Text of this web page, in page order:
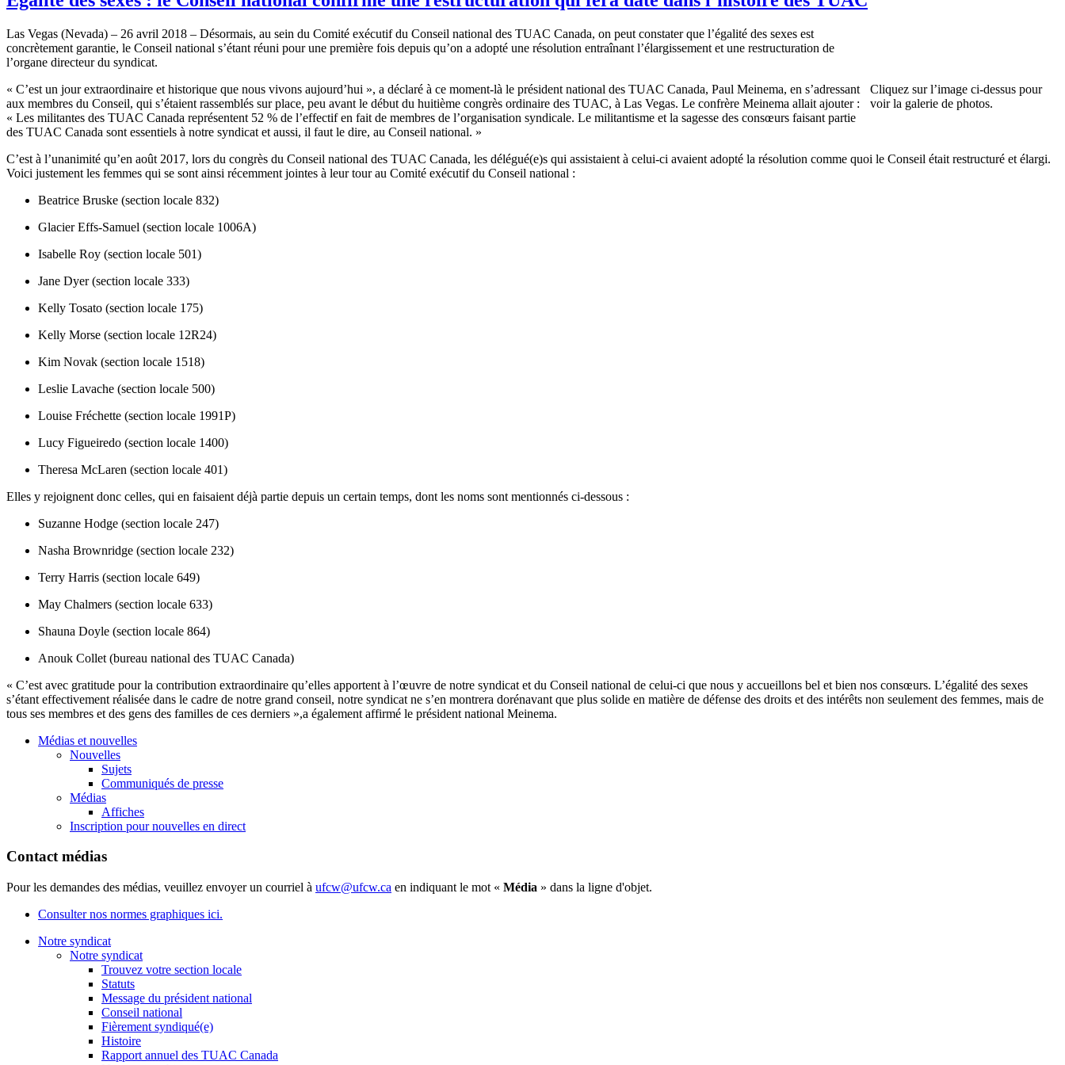
Cliquez sur l’image ci-dessus pour
voir la galerie de photos.
Las Vegas (Nevada) – 26 avril 2018 – Désormais, au sein du Comité exécutif du Conseil national des TUAC Canada, on peut constater que l’égalité des sexes est
concrètement garantie, le Conseil national s’étant réuni pour une première fois depuis qu’on a adopté une résolution entraînant l’élargissement et une restructuration de
l’organe directeur du syndicat.
« C’est un jour extraordinaire et historique que nous vivons aujourd’hui », a déclaré à ce moment-là le président national des TUAC Canada, Paul Meinema, en s’adressant
aux membres du Conseil, qui s’étaient rassemblés sur place, peu avant le début du huitième congrès ordinaire des TUAC, à Las Vegas. Le confrère Meinema allait ajouter :
« Les militantes des TUAC Canada représentent 52 % de l’effectif en fait de membres de l’organisation syndicale. Le militantisme et la sagesse des consœurs faisant partie
des TUAC Canada sont essentiels à notre syndicat et aussi, il faut le dire, au Conseil national. »
C’est à l’unanimité qu’en août 2017, lors du congrès du Conseil national des TUAC Canada, les délégué(e)s qui assistaient à celui-ci avaient adopté la résolution comme quoi le Conseil était restructuré et élargi.
Voici justement les femmes qui se sont ainsi récemment jointes à leur tour au Comité exécutif du Conseil national :
Beatrice Bruske (section locale 832)
Glacier Effs-Samuel (section locale 1006A)
Isabelle Roy (section locale 501)
Jane Dyer (section locale 333)
Kelly Tosato (section locale 175)
Kelly Morse (section locale 12R24)
Kim Novak (section locale 1518)
Leslie Lavache (section locale 500)
Louise Fréchette (section locale 1991P)
Lucy Figueiredo (section locale 1400)
Theresa McLaren (section locale 401)
Elles y rejoignent donc celles, qui en faisaient déjà partie depuis un certain temps, dont les noms sont mentionnés ci-dessous :
Suzanne Hodge (section locale 247)
Nasha Brownridge (section locale 232)
Terry Harris (section locale 649)
May Chalmers (section locale 633)
Shauna Doyle (section locale 864)
Anouk Collet (bureau national des TUAC Canada)
« C’est avec gratitude pour la contribution extraordinaire qu’elles apportent à l’œuvre de notre syndicat et du Conseil national de celui-ci que nous y accueillons bel et bien nos consœurs. L’égalité des sexes
s’étant effectivement réalisée dans le cadre de notre grand conseil, notre syndicat ne s’en montrera dorénavant que plus solide en matière de défense des droits et des intérêts non seulement des femmes, mais de
tous ses membres et des gens des familles de ces derniers »,a également affirmé le président national Meinema.
Médias et nouvelles
Nouvelles
Sujets
Communiqués de presse
Médias
Affiches
Inscription pour nouvelles en direct
Contact médias
Pour les demandes des médias, veuillez envoyer un courriel à ufcw@ufcw.ca en indiquant le mot « Média » dans la ligne d'objet.
Consulter nos normes graphiques ici.
Notre syndicat
Notre syndicat
Trouvez votre section locale
Statuts
Message du président national
Conseil national
Fièrement syndiqué(e)
Histoire
Rapport annuel des TUAC Canada